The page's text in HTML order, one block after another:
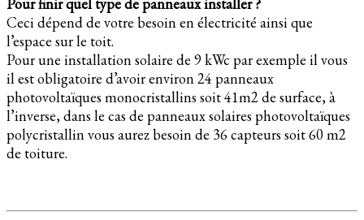
Pour finir quel type de panneaux installer ?
Ceci dépend de votre besoin en électricité ainsi que
l’espace sur le toit.
Pour une installation solaire de 9 kWc par exemple il vous
il est obligatoire d’avoir environ 24 panneaux
photovoltaïques monocristallins soit 41m2 de surface, à
l’inverse, dans le cas de panneaux solaires photovoltaïques
polycristallin vous aurez besoin de 36 capteurs soit 60 m2
de toiture.